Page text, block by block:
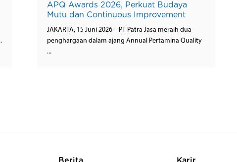
APQ Awards 2026, Perkuat Budaya
Mutu dan Continuous Improvement
JAKARTA, 15 Juni 2026 – PT Patra Jasa meraih dua
penghargaan dalam ajang Annual Pertamina Quality
...
Berita Karir